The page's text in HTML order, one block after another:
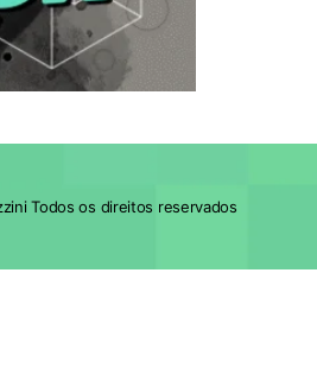
Todos os direitos reservados